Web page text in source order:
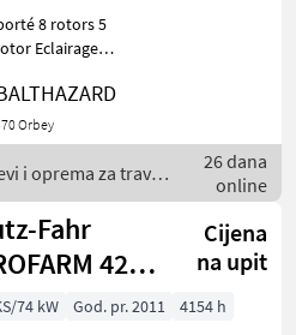
8 rotors 5
cardan 2 double
et Livret
Orbey
i oprema za travu i
/ Kuhn
26 dana
online
Fahr
420
E3
Cijena
na upit
74 kW God. pr. 2011
4154 h